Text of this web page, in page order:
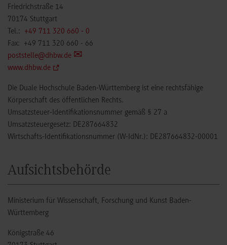
Friedrichstraße 14
70174 Stuttgart
Tel.: +49 711 320 660 - 0
Fax: +49 711 320 660 - 66
poststelle@dhbw.de
www.dhbw.de
Die Duale Hochschule Baden-Württemberg ist eine rechtsfähige
Körperschaft des öffentlichen Rechts.
Umsatzsteuer-Identifikationsnummer gemäß § 27 a
Umsatzsteuergesetz: DE287664832
Wirtschafts-Identifikationsnummer (W-IdNr.): DE287664832-00001
Aufsichtsbehörde
Ministerium für Wissenschaft, Forschung und Kunst Baden-
Württemberg
Königstraße 46